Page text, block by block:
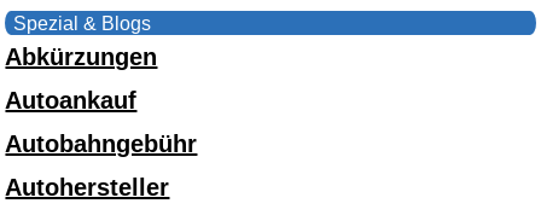
Spezial & Blogs
Abkürzungen
Autoankauf
Autobahngebühr
Autohersteller